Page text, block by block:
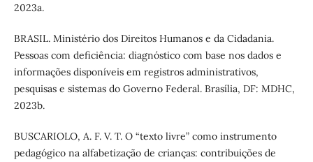
2023a.
BRASIL. Ministério dos Direitos Humanos e da Cidadania.
Pessoas com deficiência: diagnóstico com base nos dados e
informações disponíveis em registros administrativos,
pesquisas e sistemas do Governo Federal. Brasília, DF: MDHC,
2023b.
BUSCARIOLO, A. F. V. T. O “texto livre” como instrumento
pedagógico na alfabetização de crianças: contribuições de